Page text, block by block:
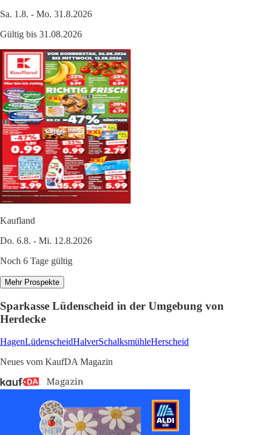
Sa. 1.8. - Mo. 31.8.2026
Gültig bis 31.08.2026
Kaufland
Do. 6.8. - Mi. 12.8.2026
Noch 6 Tage gültig
Mehr Prospekte
Sparkasse Lüdenscheid in der Umgebung von
Herdecke
HagenLüdenscheidHalverSchalksmühleHerscheid
Neues vom KaufDA Magazin